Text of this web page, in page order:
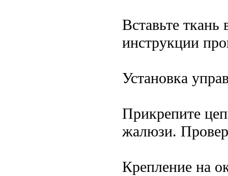
Вставьте ткань
инструкции
Установка
Прикрепите
жалюзи.
Крепление на